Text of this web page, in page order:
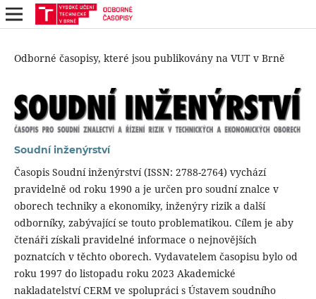
Odborné časopisy, které jsou publikovány na VUT v Brně
Soudní inženýrství
Časopis Soudní inženýrství (ISSN: 2788-2764) vychází
pravidelně od roku 1990 a je určen pro soudní znalce v
oborech techniky a ekonomiky, inženýry rizik a další
odborníky, zabývající se touto problematikou. Cílem je aby
čtenáři získali pravidelné informace o nejnovějších
poznatcích v těchto oborech. Vydavatelem časopisu bylo od
roku 1997 do listopadu roku 2023 Akademické
nakladatelství CERM ve spolupráci s Ústavem soudního